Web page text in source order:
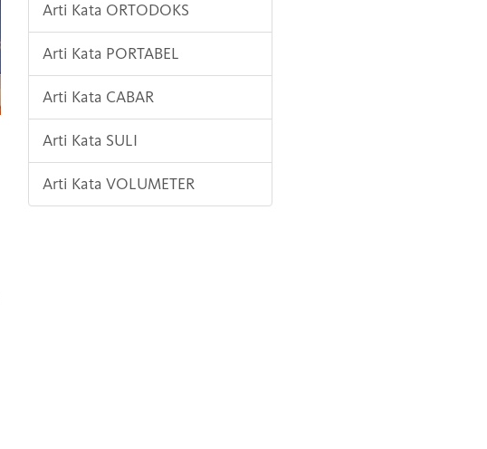
Arti Kata ORTODOKS
Arti Kata PORTABEL
Arti Kata CABAR
Arti Kata SULI
Arti Kata VOLUMETER